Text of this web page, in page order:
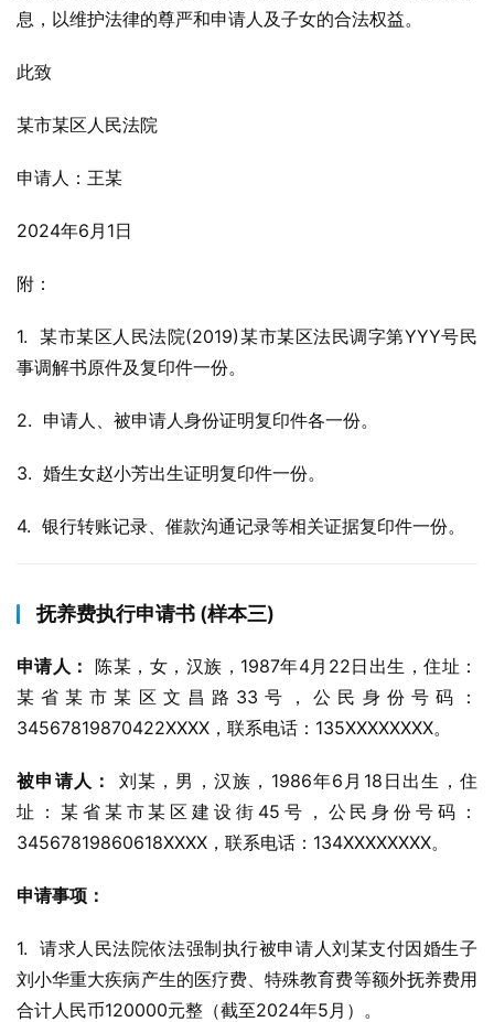
息，以维护法律的尊严和申请人及子女的合法权益。
此致
某市某区人民法院
申请人：王某
2024年6月1日
附：
1.  某市某区人民法院(2019)某市某区法民调字第YYY号民
事调解书原件及复印件一份。
2.  申请人、被申请人身份证明复印件各一份。
3.  婚生女赵小芳出生证明复印件一份。
4.  银行转账记录、催款沟通记录等相关证据复印件一份。
抚养费执行申请书 (样本三)
申请人：
陈某，女，汉族，1987年4月22日出生，住址：
某省某市某区文昌路33号，公民身份号码：
34567819870422XXXX，联系电话：135XXXXXXXX。
被申请人：
刘某，男，汉族，1986年6月18日出生，住
址：某省某市某区建设街45号，公民身份号码：
34567819860618XXXX，联系电话：134XXXXXXXX。
申请事项：
1.  请求人民法院依法强制执行被申请人刘某支付因婚生子
刘小华重大疾病产生的医疗费、特殊教育费等额外抚养费用
合计人民币120000元整（截至2024年5月）。